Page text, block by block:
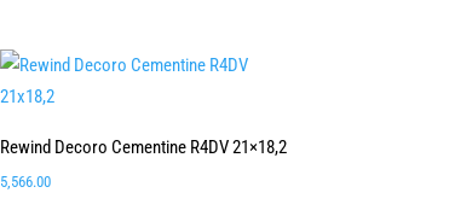
Rewind Decoro Cementine R4DV 21×18,2
5,566.00